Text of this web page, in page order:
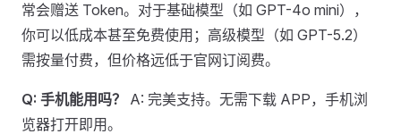
常会赠送 Token。对于基础模型（如 GPT-4o mini），
你可以低成本甚至免费使用；高级模型（如 GPT-5.2）
需按量付费，但价格远低于官网订阅费。
Q: 手机能用吗？
A: 完美支持。无需下载 APP，手机浏
览器打开即用。